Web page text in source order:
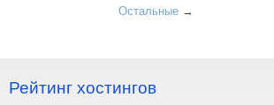
Остальные→
Рейтинг хостингов